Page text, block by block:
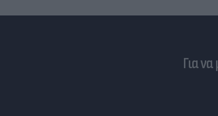
Για